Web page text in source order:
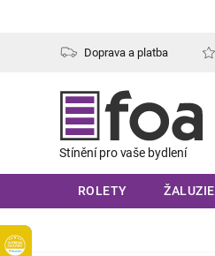
Doprava a platba
ROLETY ŽALUZIE